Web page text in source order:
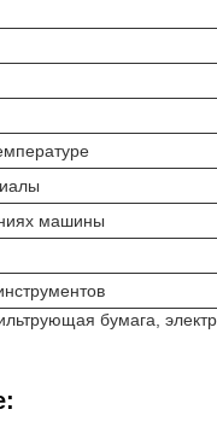
машины
бумага,